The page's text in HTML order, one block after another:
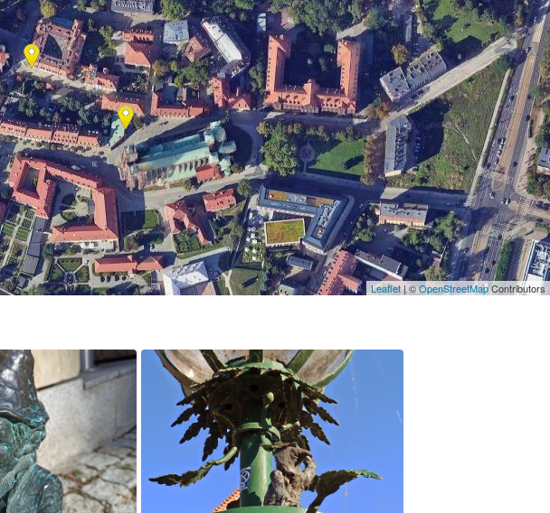
Leaflet| ©OpenStreetMapContributors